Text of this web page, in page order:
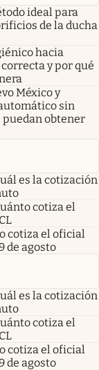
ideal para
de la ducha
hacia
y por qué
México y
sin
puedan obtener
es la cotización
cotiza el
cotiza el oficial
de agosto
es la cotización
cotiza el
cotiza el oficial
de agosto